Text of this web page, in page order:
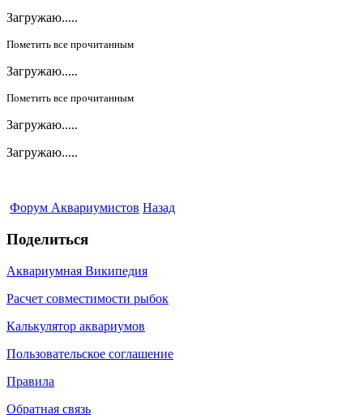
Загружаю.....
Пометить все прочитанным
Загружаю.....
Пометить все прочитанным
Загружаю.....
Загружаю.....
Форум Аквариумистов Назад
Поделиться
Аквариумная Википедия
Расчет совместимости рыбок
Калькулятор аквариумов
Пользовательское соглашение
Правила
Обратная связь